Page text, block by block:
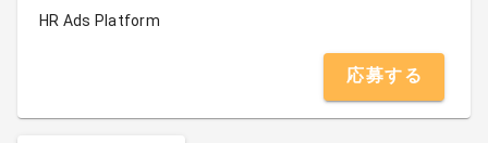
HR Ads Platform
応募する